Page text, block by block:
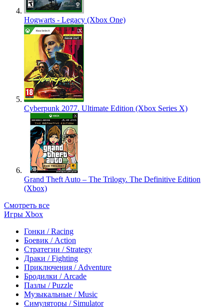
Hogwarts - Legacy (Xbox One)
Cyberpunk 2077. Ultimate Edition (Xbox Series X)
Grand Theft Auto – The Trilogy. The Definitive Edition
(Xbox)
Смотреть все
Игры Xbox
Гонки / Racing
Боевик / Action
Стратегии / Strategy
Драки / Fighting
Приключения / Adventure
Бродилки / Arcade
Пазлы / Puzzle
Музыкальные / Music
Симуляторы / Simulator